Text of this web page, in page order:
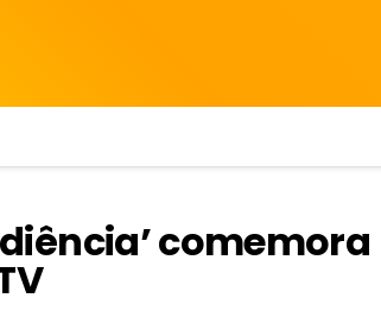
comemora